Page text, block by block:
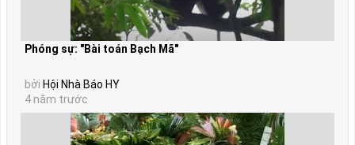
Phóng sự: "Bài toán Bạch Mã"
bởi Hội Nhà Báo HY
4 năm trước